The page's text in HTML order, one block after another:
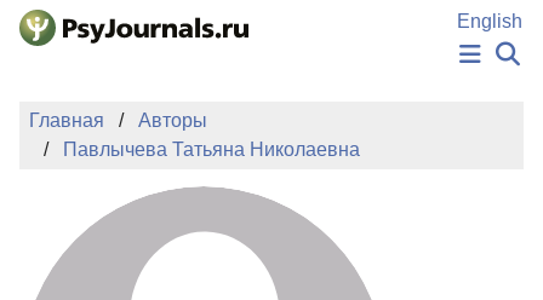
Перейти к основному содержанию
English
ИЗДАНИЯ
ПОДАТЬ РУКОПИСЬ
БАЗА ЗНАНИЙ
КЛЮЧЕВЫЕ СЛОВА
Регистрация
Главная
Авторы
Павлычева Татьяна Николаевна